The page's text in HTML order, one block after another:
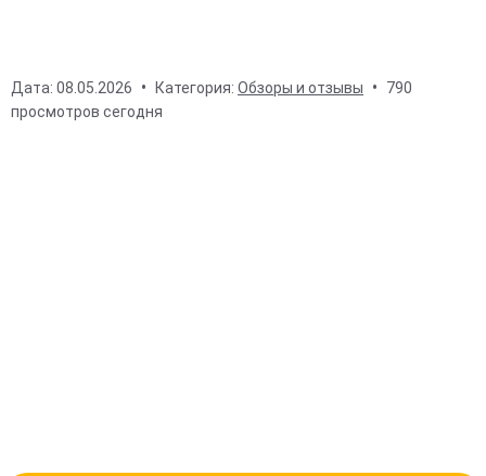
Дата: 08.05.2026 Категория: Обзоры и отзывы
790
просмотров сегодня